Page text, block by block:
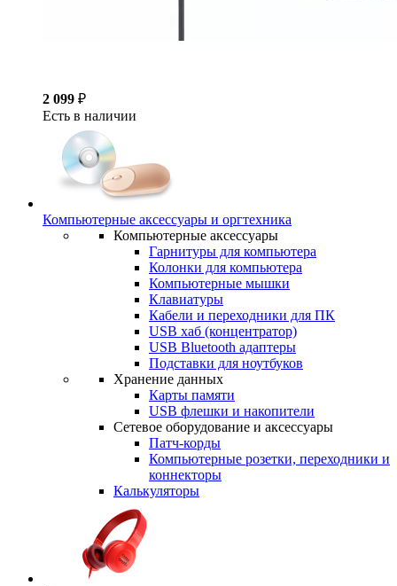
2 099 ₽
Есть в наличии
Компьютерные аксессуары и оргтехника
Компьютерные аксессуары
Гарнитуры для компьютера
Колонки для компьютера
Компьютерные мышки
Клавиатуры
Кабели и переходники для ПК
USB хаб (концентратор)
USB Bluetooth адаптеры
Подставки для ноутбуков
Хранение данных
Карты памяти
USB флешки и накопители
Сетевое оборудование и аксессуары
Патч-корды
Компьютерные розетки, переходники и
коннекторы
Калькуляторы